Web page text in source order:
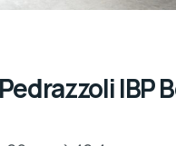
IBP